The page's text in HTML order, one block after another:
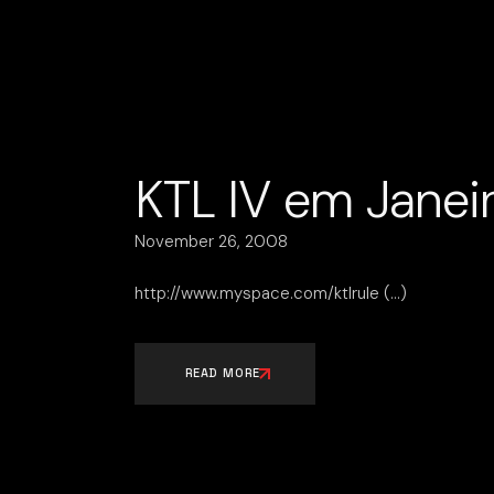
KTL IV em
November 26, 2008
http://www.myspace.com/ktlrule
READ MORE